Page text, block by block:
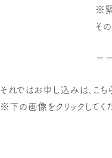
※緊
そ
＝
それではお申し込みは、こ
※下の画像をクリックしてく